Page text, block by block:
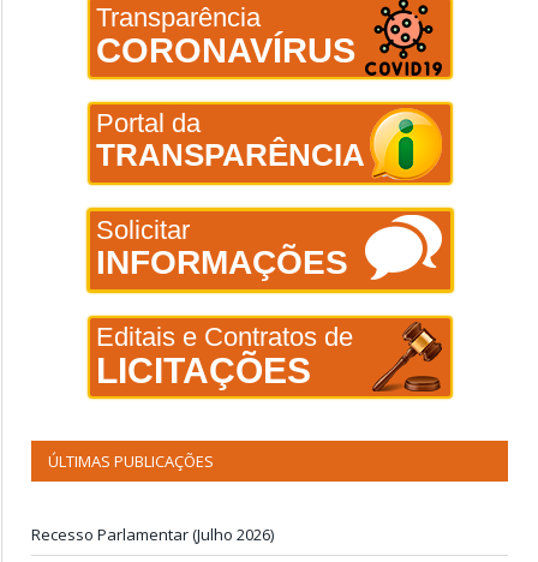
Transparência
CORONAVÍRUS
Portal da
TRANSPARÊNCIA
Solicitar
INFORMAÇÕES
Editais e Contratos de
LICITAÇÕES
ÚLTIMAS PUBLICAÇÕES
Recesso Parlamentar (Julho 2026)